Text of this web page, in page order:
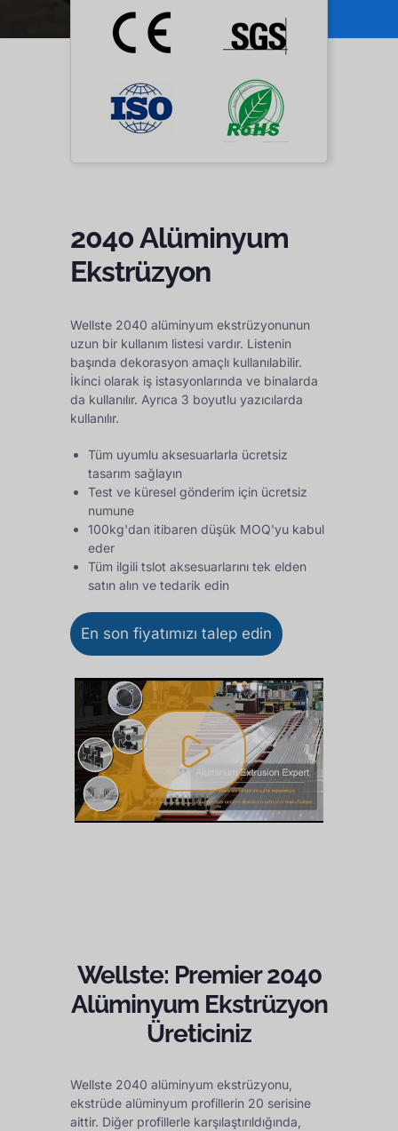
2040 Alüminyum
Ekstrüzyon
Wellste 2040 alüminyum ekstrüzyonunun
uzun bir kullanım listesi vardır. Listenin
başında dekorasyon amaçlı kullanılabilir.
İkinci olarak iş istasyonlarında ve binalarda
da kullanılır. Ayrıca 3 boyutlu yazıcılarda
kullanılır.
Tüm uyumlu aksesuarlarla ücretsiz
tasarım sağlayın
Test ve küresel gönderim için ücretsiz
numune
100kg'dan itibaren düşük MOQ'yu kabul
eder
Tüm ilgili tslot aksesuarlarını tek elden
satın alın ve tedarik edin
En son fiyatımızı talep edin
Wellste: Premier 2040
Alüminyum Ekstrüzyon
Üreticiniz
Wellste 2040 alüminyum ekstrüzyonu,
ekstrüde alüminyum profillerin 20 serisine
aittir. Diğer profillerle karşılaştırıldığında,